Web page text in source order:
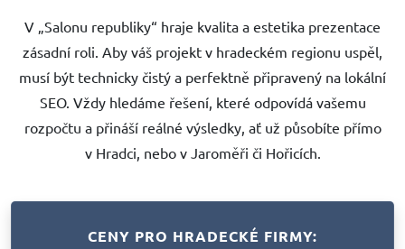
V „Salonu republiky“ hraje kvalita a estetika prezentace
zásadní roli. Aby váš projekt v hradeckém regionu uspěl,
musí být technicky čistý a perfektně připravený na lokální
SEO. Vždy hledáme řešení, které odpovídá vašemu
rozpočtu a přináší reálné výsledky, ať už působíte přímo
v Hradci, nebo v Jaroměři či Hořicích.
CENY PRO HRADECKÉ FIRMY: